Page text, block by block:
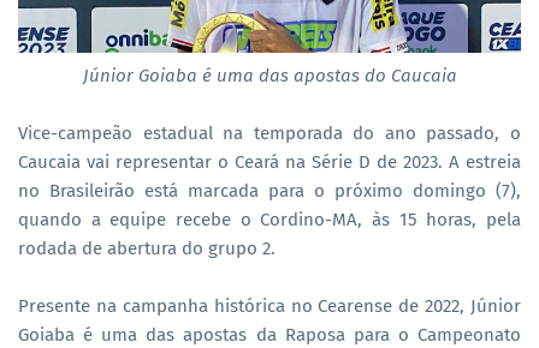
Júnior Goiaba é uma das apostas do Caucaia
Vice-campeão estadual na temporada do ano passado, o
Caucaia vai representar o Ceará na Série D de 2023. A estreia
no Brasileirão está marcada para o próximo domingo (7),
quando a equipe recebe o Cordino-MA, às 15 horas, pela
rodada de abertura do grupo 2.
Presente na campanha histórica no Cearense de 2022, Júnior
Goiaba é uma das apostas da Raposa para o Campeonato